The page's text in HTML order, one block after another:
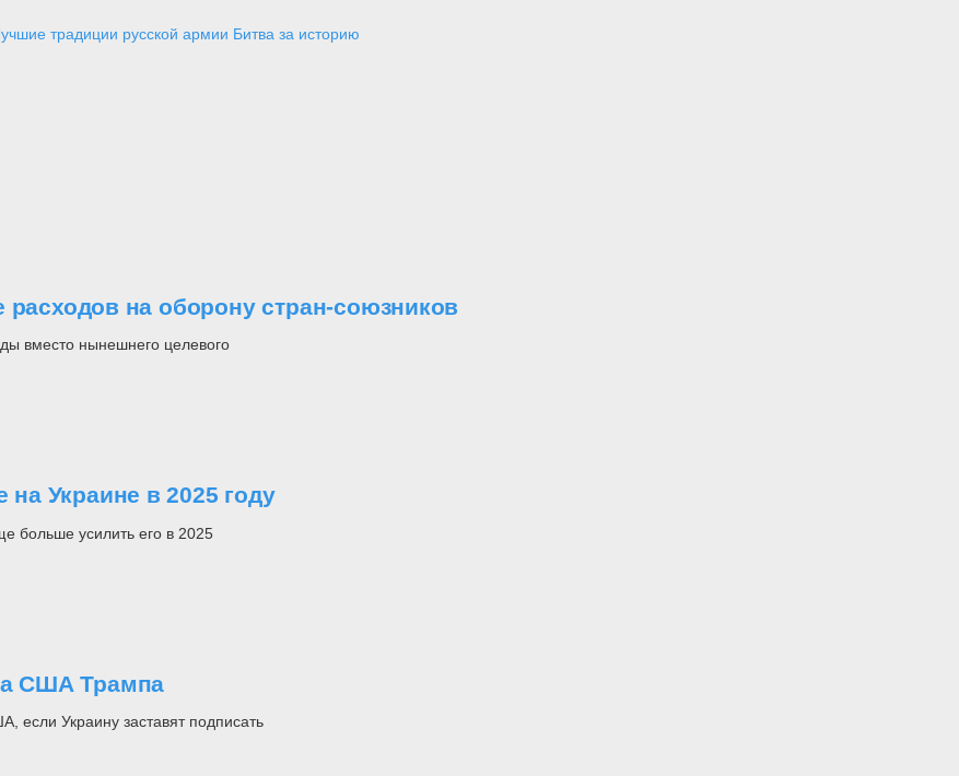
традиции русской армии Битва за историю
на оборону стран-союзников
вместо нынешнего целевого
на Украине в 2025 году
больше усилить его в 2025
США Трампа
если Украину заставят подписать